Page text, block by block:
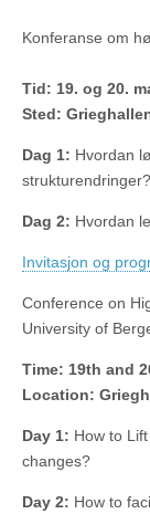
Konferanse om
Tid: 19. og 20.
Sted:
Dag 1: Hvordan
strukturendringer?
Dag 2: Hvordan
Invitasjon og
Conference on
University of
Time: 19th and
Location:
Day 1: How to Lift
changes?
Day 2: How to